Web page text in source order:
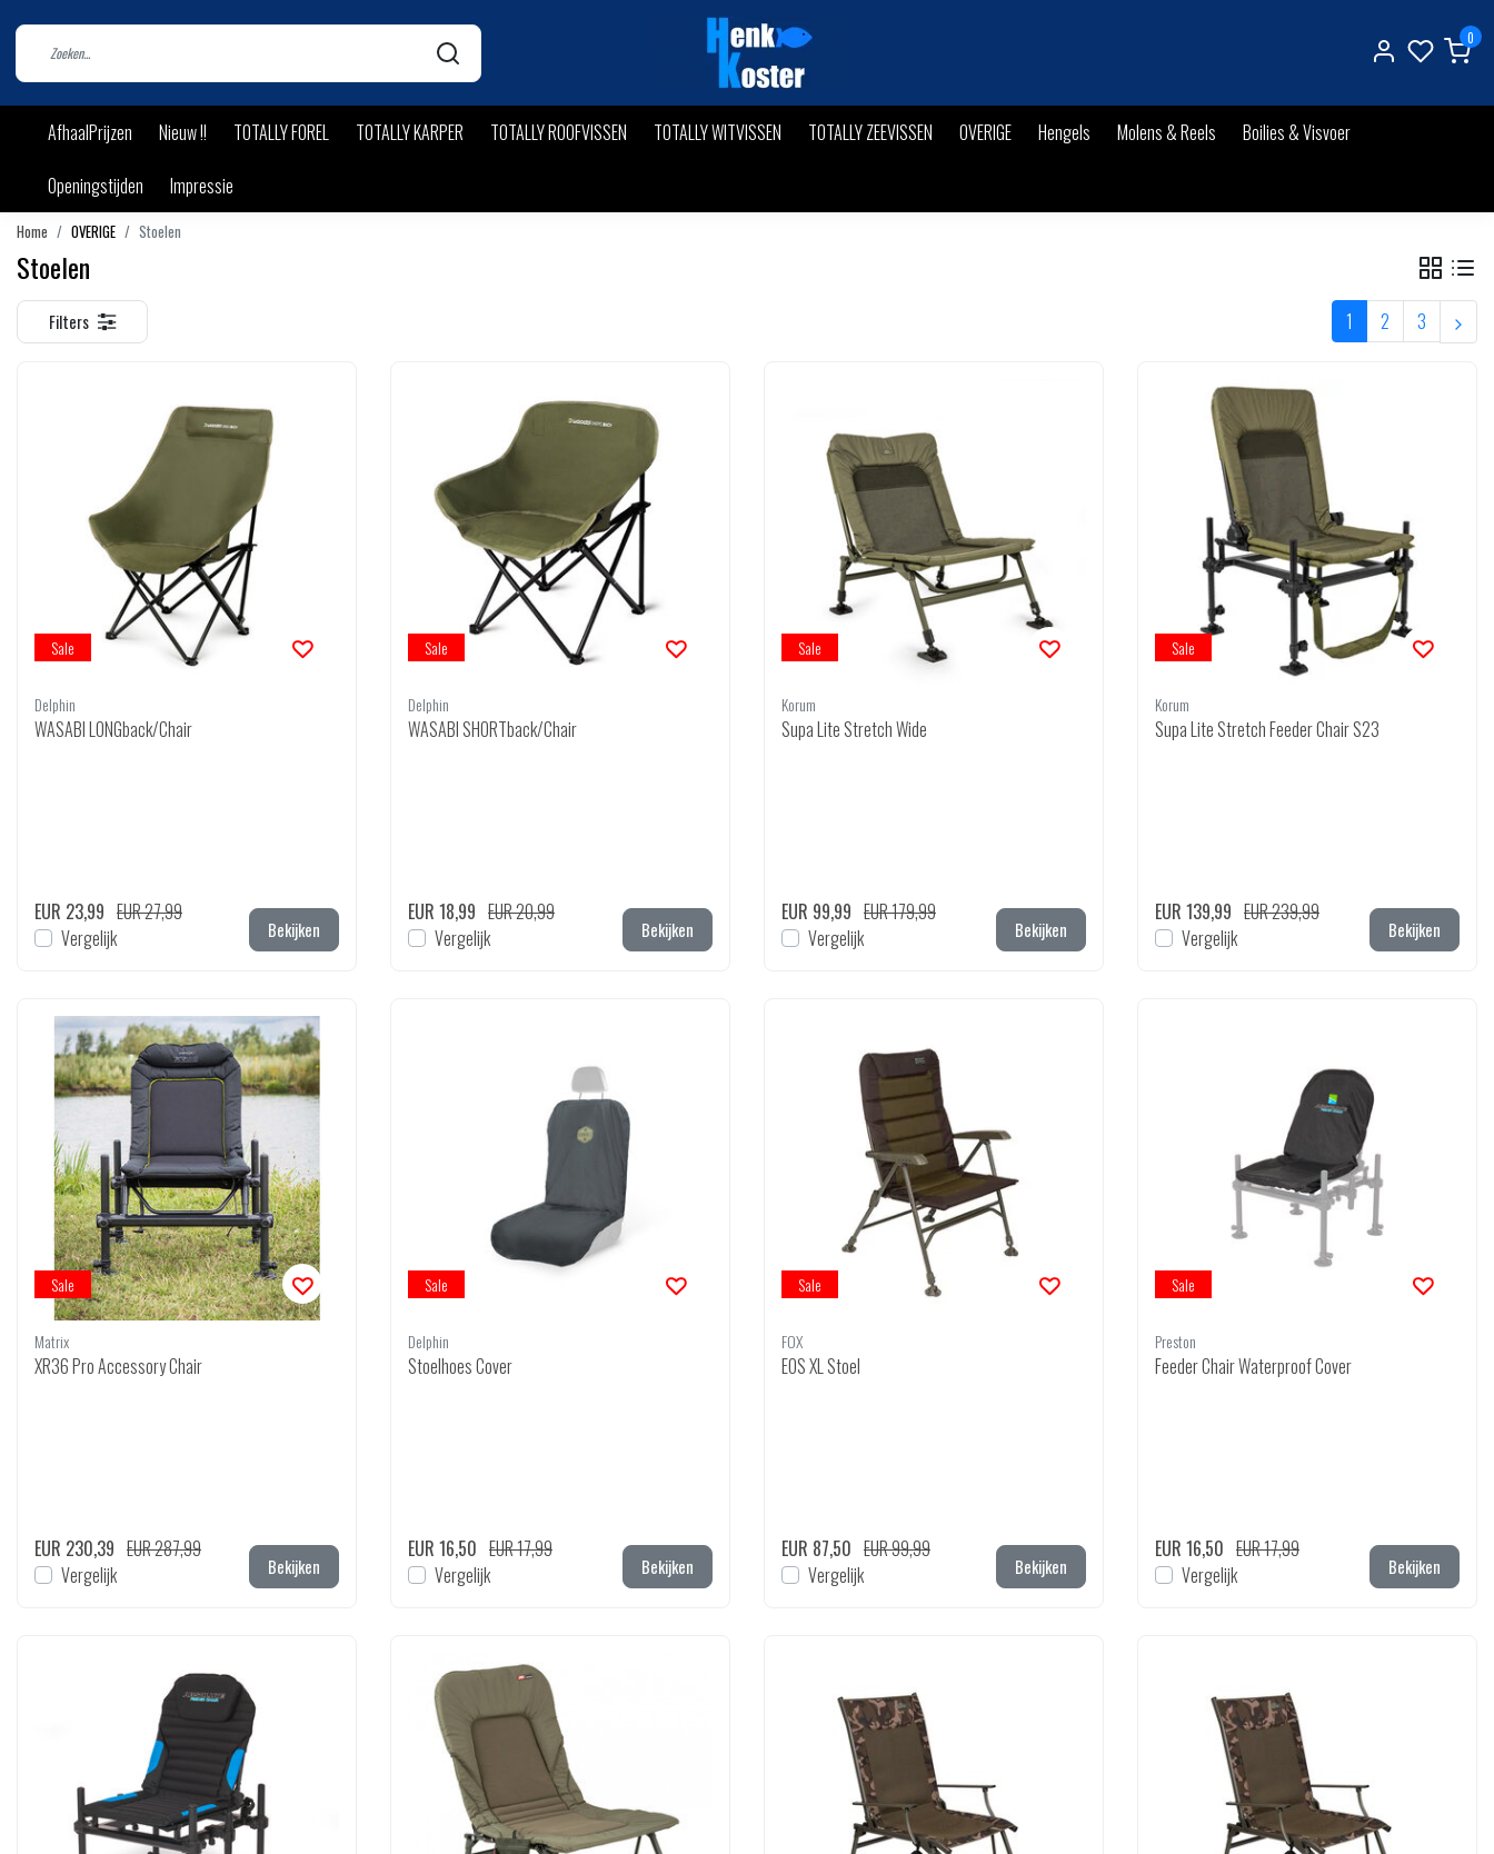
0
AfhaalPrijzen Nieuw !! TOTALLY FOREL TOTALLY KARPER TOTALLY ROOFVISSEN TOTALLY WITVISSEN TOTALLY ZEEVISSEN OVERIGE Hengels Molens & Reels
Boilies & Visvoer
Openingstijden
Impressie
Home OVERIGE Stoelen
Stoelen
Filters 1 2 3
Sale
Delphin
WASABI LONGback/Chair
EUR 23,99 EUR 27,99
Vergelijk
Bekijken
Sale
Delphin
WASABI SHORTback/Chair
EUR 18,99 EUR 20,99
Vergelijk
Bekijken
Sale
Korum
Supa Lite Stretch Wide
EUR 99,99 EUR 179,99
Vergelijk
Bekijken
Sale
Korum
Supa Lite Stretch Feeder Chair S23
EUR 139,99 EUR 239,99
Vergelijk
Bekijken
Sale
Matrix
XR36 Pro Accessory Chair
EUR 230,39 EUR 287,99
Vergelijk
Bekijken
Sale
Delphin
Stoelhoes Cover
EUR 16,50 EUR 17,99
Vergelijk
Bekijken
Sale
FOX
EOS XL Stoel
EUR 87,50 EUR 99,99
Vergelijk
Bekijken
Sale
Preston
Feeder Chair Waterproof Cover
EUR 16,50 EUR 17,99
Vergelijk
Bekijken